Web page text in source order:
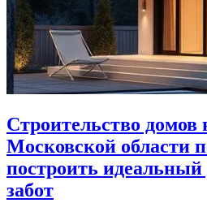
Строительство
Московской области
построить
забот